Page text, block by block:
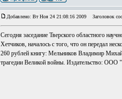
Добавлено: Вт Ноя 24 21:08:16 2009 Заголовок
Сегодня заседание Тверского областного
Хетчиков, началось с того, что он передал
260 рублей книгу: Мельников Владимир
трагедии Великой войны. Издательство: